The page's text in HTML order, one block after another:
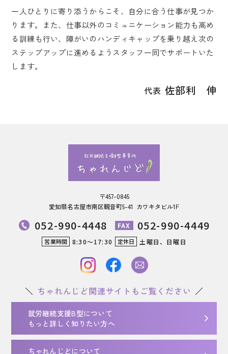
一人ひとりに寄り添うからこそ、自分に合う仕事が見つか
ります。
また、仕事以外のコミュニケーション能力も高め
る訓練も行い、障がいのハンディキャップを乗り越え次の
ステップアップに進めるようスタッフ一同でサポートいた
します。
代表 佐部利 伸
〒457-0845
愛知県名古屋市南区観音町5-41 カワキタビル1F
052-990-4448 FAX 052-990-4449
営業時間 8:30～17:30 定休日 土曜日、日曜日
ちゃれんじど関連サイトもご覧ください
就労継続支援B型について
もっと詳しく知りたい方へ
ちゃれんじどについて